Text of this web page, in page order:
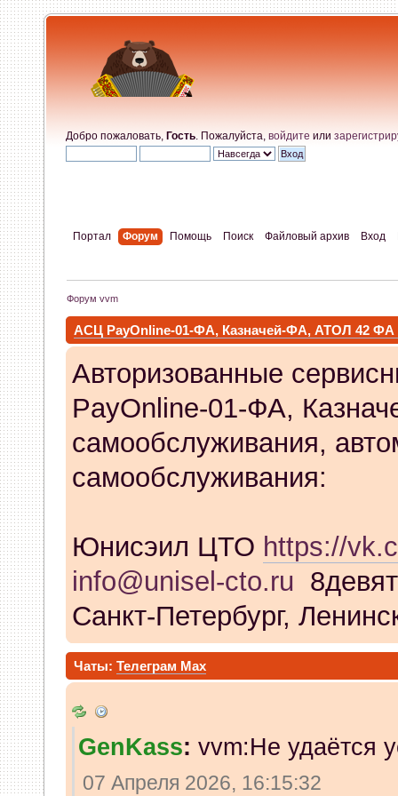
Добро пожаловать, Гость . Пожалуйста, войдите или
Портал Форум Помощь Поиск Файловый архив Вход
Форум vvm
АСЦ PayOnline-01-ФА, Казначей-ФА, АТОЛ 42 ФА
Авторизованные
PayOnline-01-ФА,
самообслуживания,
самообслуживания:
Юнисэил ЦТО https://
info@unisel-cto.ru
Санкт-Петербург,
Чаты:Телеграм Max
GenKass: vvm:Не удаётся
07 Апреля 2026, 16:15:32